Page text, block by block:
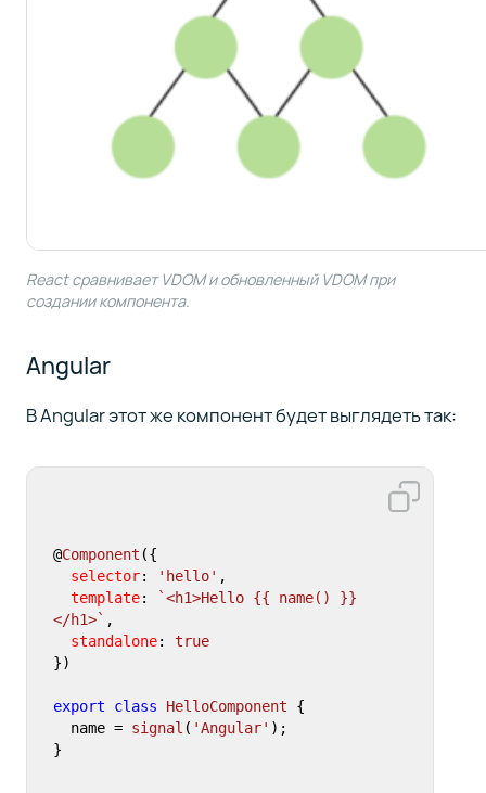
React сравнивает VDOM и обновленный VDOM при
создании компонента.
Angular
В Angular этот же компонент будет выглядеть так:
@Component ({
selector: 'hello' ,
template:
`<h1>Hello {{ name() }}
</h1>` ,
standalone: true
})
export class HelloComponent {
  name =
signal ( 'Angular' );
}